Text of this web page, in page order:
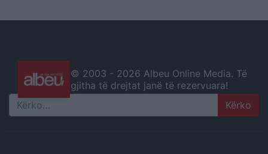
© 2003 - 2026 Albeu Online Media. Të
gjitha të drejtat janë të rezervuara!
Search